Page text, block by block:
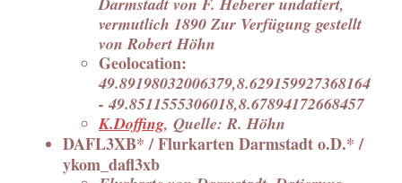
vermutlich 1890 Zur Verfügung gestellt
von Robert Höhn
Geolocation:
49.89198032006379,8.629159927368164
- 49.8511555306018,8.67894172668457
K.Doffing, Quelle: R. Höhn
DAFL3XB* / Flurkarten Darmstadt o.D.* /
ykom_dafl3xb